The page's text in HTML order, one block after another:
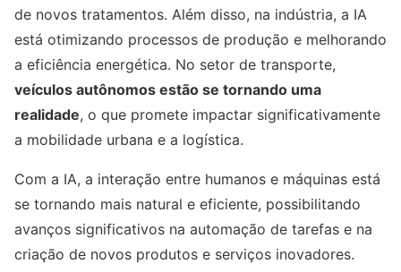
de novos tratamentos. Além disso, na indústria, a IA
está otimizando processos de produção e melhorando
a eficiência energética. No setor de transporte,
veículos autônomos estão se tornando uma
realidade, o que promete impactar significativamente
a mobilidade urbana e a logística.
Com a IA, a interação entre humanos e máquinas está
se tornando mais natural e eficiente, possibilitando
avanços significativos na automação de tarefas e na
criação de novos produtos e serviços inovadores.